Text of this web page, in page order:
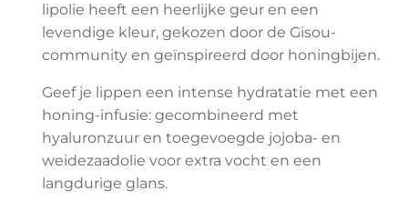
lipolie heeft een heerlijke geur en een
levendige kleur, gekozen door de Gisou-
community en geïnspireerd door honingbijen.
Geef je lippen een intense hydratatie met een
honing-infusie: gecombineerd met
hyaluronzuur en toegevoegde jojoba- en
weidezaadolie voor extra vocht en een
langdurige glans.